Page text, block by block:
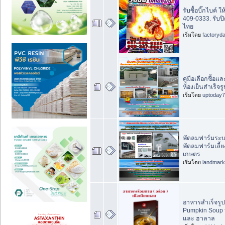
รับซื้อบิ๊กไบค์ ใ
409-0333. รับ
ไทย
เริ่มโดย
คู่มือเลือกซื้อแล
ห้องเย็นสำเร็จ
เริ่มโดย
พัดลมฟาร์มระ
พัดลมฟาร์มเลี้
เกษตร
เริ่มโดย
อาหารสำเร็จ
Pumpkin
และ ฮาลาล